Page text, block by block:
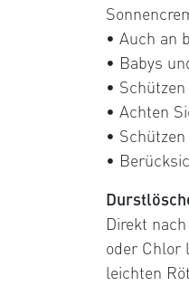
• Auch an
• Babys
•
• Achten
•
•
Direkt
oder Chlor
leichten